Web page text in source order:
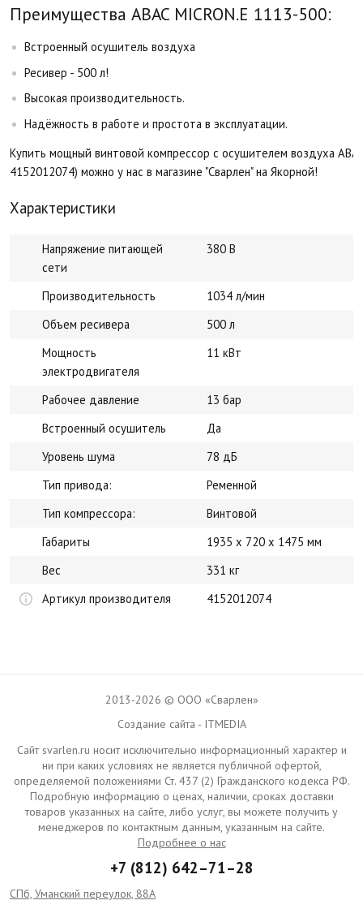
Преимущества ABAC MICRON.E 1113-500:​
Встроенный осушитель воздуха
Ресивер - 500 л!
Высокая производительность.
Надёжность в работе и простота в эксплуатации.
Купить мощный винтовой компрессор с осушителем воздуха
4152012074) можно у нас в магазине "Сварлен" на Якорной!
Характеристики
Напряжение питающей
сети
380 В
Производительность
1034 л/мин
Объем ресивера
500 л
Мощность
электродвигателя
11 кВт
Рабочее давление
13 бар
Встроенный осушитель
Да
Уровень шума
78 дБ
Тип привода:
Ременной
Тип компрессора:
Винтовой
Габариты
1935 x 720 x 1475 мм
Вес
331 кг
Артикул производителя
4152012074
2013-2026 © ООО «Сварлен»
Создание сайта - ITMEDIA
Сайт svarlen.ru носит исключительно информационный характер и
ни при каких условиях не является публичной офертой,
определяемой положениями Ст. 437 (2) Гражданского кодекса РФ.
Подробную информацию о ценах, наличии, сроках доставки
товаров указанных на сайте, либо услуг, вы можете получить у
менеджеров по контактным данным, указанным на сайте.
Подробнее о нас
+7 (812) 642–71–28
СПб, Уманский переулок, 88А